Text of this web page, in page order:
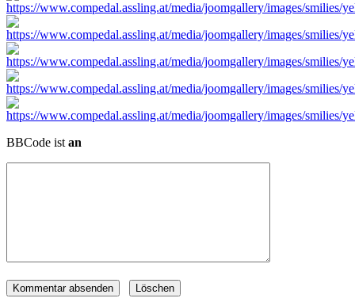
BBCode ist an